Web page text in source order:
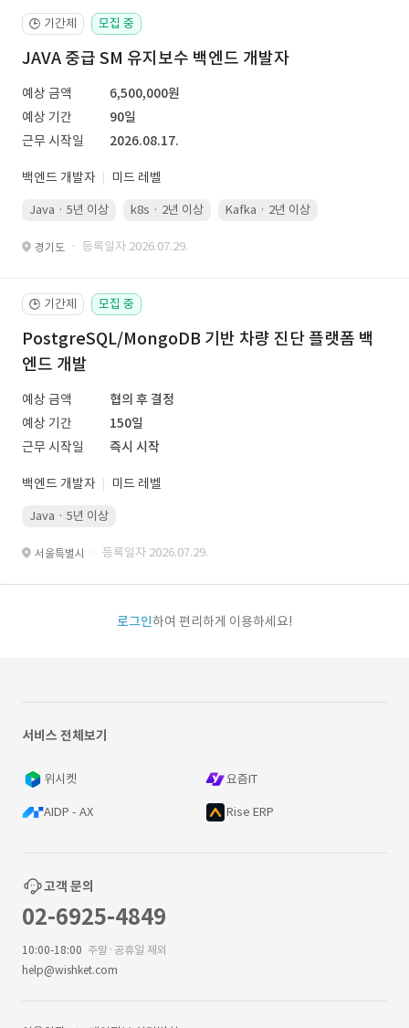
🕒 기간제 모집 중
JAVA 중급 SM 유지보수 백엔드 개발자
예상 금액
6,500,000원
예상 기간
90일
근무 시작일
2026.08.17.
백엔드 개발자 미드 레벨
Java · 5년 이상 k8s · 2년 이상 Kafka · 2년 이상
경기도 · 등록일자 2026.07.29.
🕒 기간제 모집 중
PostgreSQL/MongoDB 기반 차량 진단 플랫폼 백
엔드 개발
예상 금액
협의 후 결정
예상 기간
150일
근무 시작일
즉시 시작
백엔드 개발자 미드 레벨
Java · 5년 이상
서울특별시 · 등록일자 2026.07.29.
로그인하여 편리하게 이용하세요!
서비스 전체보기
위시켓 요즘IT
AIDP - AX Rise ERP
고객 문의
02-6925-4849
10:00-18:00 주말·공휴일 제외
help@wishket.com